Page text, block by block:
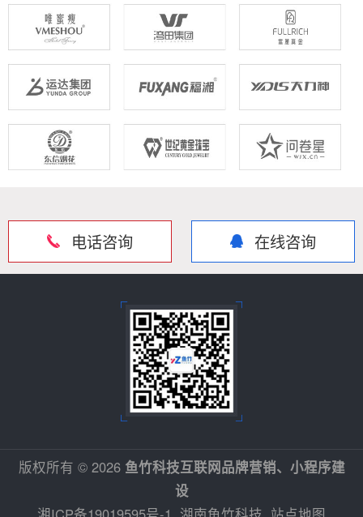
电话咨询 在线咨询
版权所有 © 2026 鱼竹科技互联网品牌营销、小程序建
设